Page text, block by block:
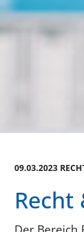
09.03.2023
Recht